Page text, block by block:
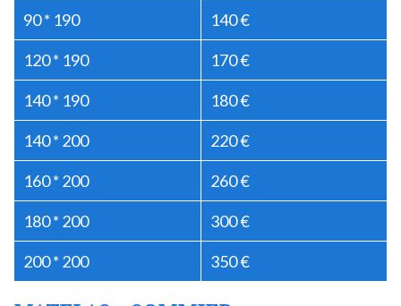
90 * 190 140 €
120 * 190 170 €
140 * 190 180 €
140 * 200 220 €
160 * 200 260 €
180 * 200 300 €
200 * 200 350 €